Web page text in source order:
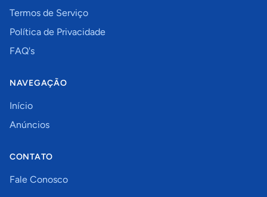
Termos de Serviço
Política de Privacidade
FAQ's
NAVEGAÇÃO
Início
Anúncios
CONTATO
Fale Conosco